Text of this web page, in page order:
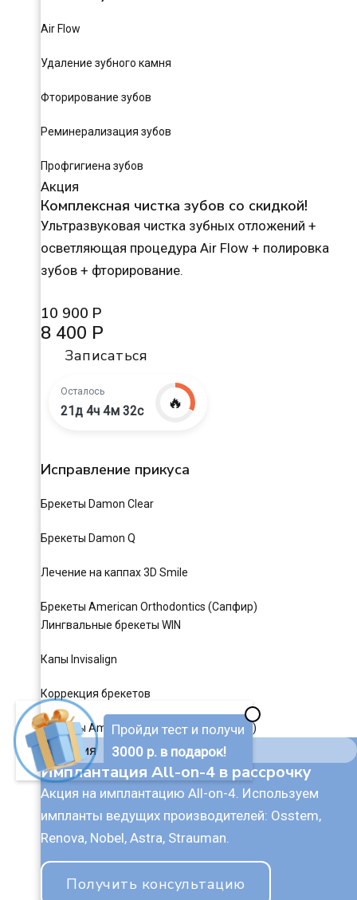
Air Flow
Удаление зубного камня
Фторирование зубов
Реминерализация зубов
Профгигиена зубов
Акция
Комплексная чистка зубов со скидкой!
Ультразвуковая чистка зубных отложений +
осветляющая процедура Air Flow + полировка
зубов + фторирование.
10 900 Р
8 400 Р
Записаться
Осталось
21д 4ч 4м 31с 🔥
Исправление прикуса
Брекеты Damon Clear
Брекеты Damon Q
Лечение на каппах 3D Smile
Брекеты American Orthodontics (Сапфир)
Лингвальные брекеты WIN
Капы Invisalign
Коррекция брекетов
Брекеты American Orthodontics (Металл)
Акция
Имплантация All-on-4 в рассрочку
Акция на имплантацию All-on-4. Используем
импланты ведущих производителей: Osstem,
Renova, Nobel, Astra, Strauman.
Получить консультацию
Пройди тест и получи
3000 р. в подарок!